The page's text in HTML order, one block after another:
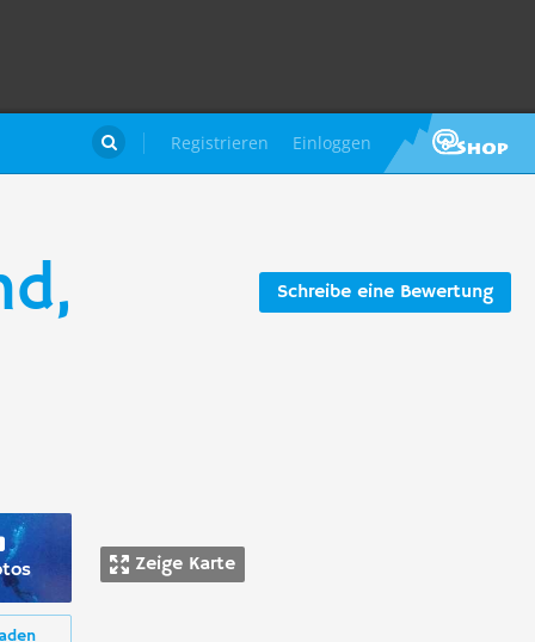
Registrieren Einloggen

Schreibe eine Bewertung
Zeige Karte